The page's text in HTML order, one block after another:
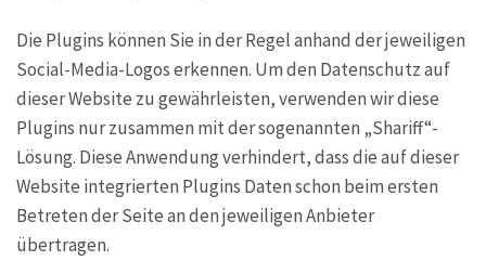
Die Plugins können Sie in der Regel anhand der jeweiligen
Social-Media-Logos erkennen. Um den Datenschutz auf
dieser Website zu gewährleisten, verwenden wir diese
Plugins nur zusammen mit der sogenannten „Shariff“-
Lösung. Diese Anwendung verhindert, dass die auf dieser
Website integrierten Plugins Daten schon beim ersten
Betreten der Seite an den jeweiligen Anbieter
übertragen.